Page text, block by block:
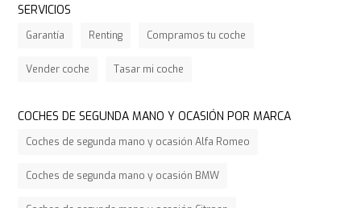
SERVICIOS
Garantía Renting Compramos tu coche
Vender coche Tasar mi coche
COCHES DE SEGUNDA MANO Y OCASIÓN POR MARCA
Coches de segunda mano y ocasión Alfa Romeo
Coches de segunda mano y ocasión BMW